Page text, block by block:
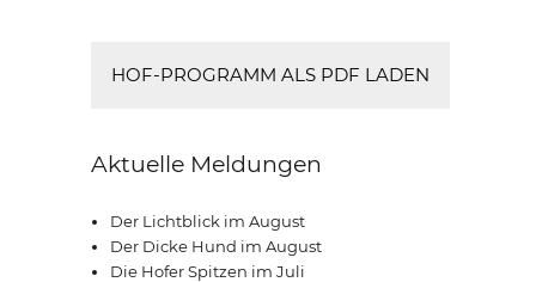
HOF-PROGRAMM ALS PDF LADEN
Aktuelle Meldungen
Der Lichtblick im August
Der Dicke Hund im August
Die Hofer Spitzen im Juli